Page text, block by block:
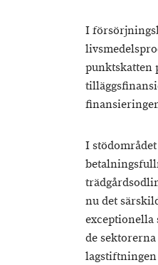
I
punktskatten
I
nu det
exceptionella
de
lagstiftningen